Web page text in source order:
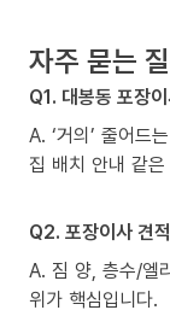
자주 묻는
Q1. 대봉동 포장
A. ‘거의’ 줄어드
집 배치 안내 같
Q2. 포장이사 견
A. 짐 양, 층수/엘
위가 핵심입니다.